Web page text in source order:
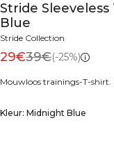
Stride
Blue
Stride Collection
29€39€(-25%)
Mouwloos trainings-T-shirt.
Kleur: Midnight Blue